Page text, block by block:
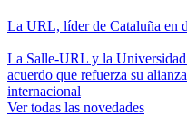
La URL, líder de Cataluña en
La Salle-URL y la
acuerdo que refuerza su
internacional
Ver todas las novedades